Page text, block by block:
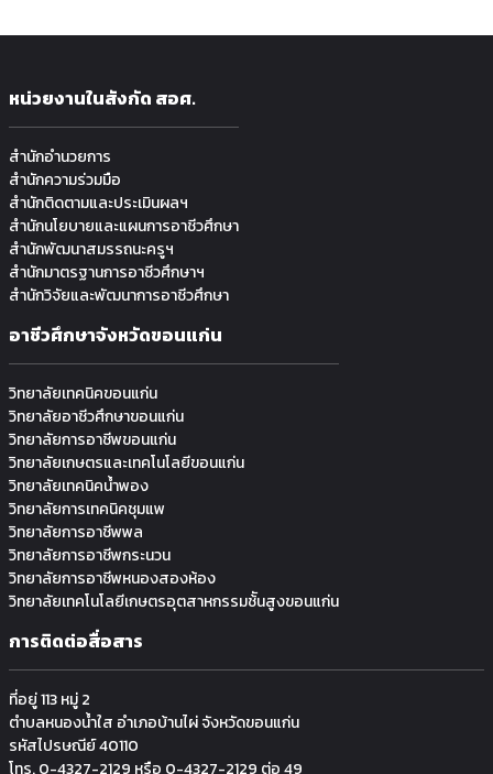
หน่วยงานในสังกัด สอศ.
สำนักอำนวยการ
สำนักความร่วมมือ
สำนักติดตามและประเมินผลฯ
สำนักนโยบายและแผนการอาชีวศึกษา
สำนักพัฒนาสมรรถนะครูฯ
สำนักมาตรฐานการอาชีวศึกษาฯ
สำนักวิจัยและพัฒนาการอาชีวศึกษา
อาชีวศึกษาจังหวัดขอนแก่น
วิทยาลัยเทคนิคขอนแก่น
วิทยาลัยอาชีวศึกษาขอนแก่น
วิทยาลัยการอาชีพขอนแก่น
วิทยาลัยเกษตรและเทคโนโลยีขอนแก่น
วิทยาลัยเทคนิคน้ำพอง
วิทยาลัยการเทคนิคชุมแพ
วิทยาลัยการอาชีพพล
วิทยาลัยการอาชีพกระนวน
วิทยาลัยการอาชีพหนองสองห้อง
วิทยาลัยเทคโนโลยีเกษตรอุตสาหกรรมช้ันสูงขอนแก่น
การติดต่อสื่อสาร
ที่อยู่ 113 หมู่ 2
ตำบลหนองน้ำใส อำเภอบ้านไผ่ จังหวัดขอนแก่น
รหัสไปรษณีย์ 40110
โทร. 0-4327-2129 หรือ 0-4327-2129 ต่อ 49